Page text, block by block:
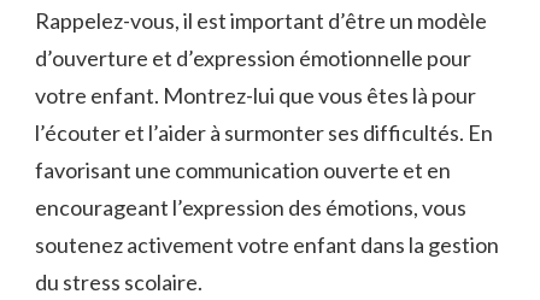
Rappelez-vous, il est important d’être un modèle
d’ouverture et d’expression ⁤émotionnelle pour
votre enfant. Montrez-lui que vous êtes là pour
l’écouter et l’aider à surmonter ses‌ difficultés. En
favorisant une communication ouverte et‌ en⁢
encourageant ⁣l’expression des émotions, vous
⁢soutenez activement⁢ votre enfant dans la gestion
du stress scolaire.